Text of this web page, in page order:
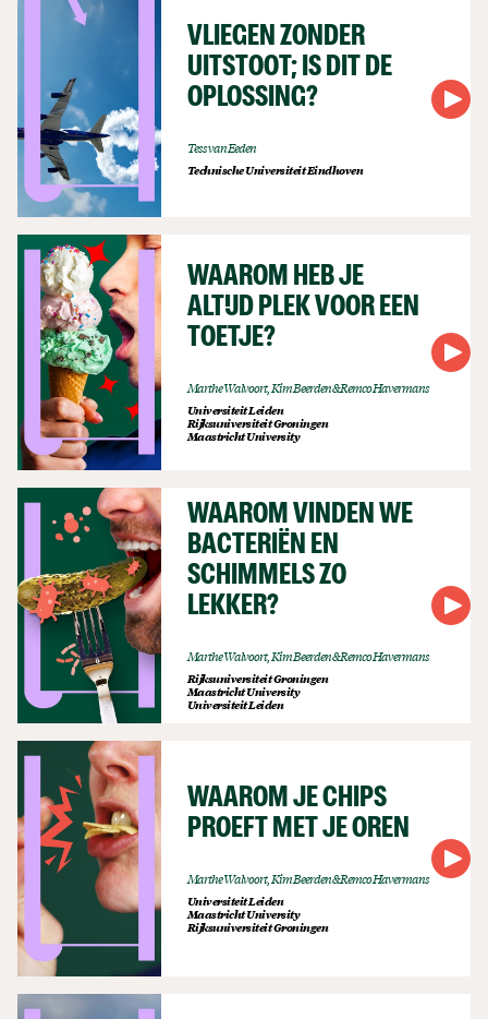
VLIEGEN ZONDER
UITSTOOT; IS DIT DE
OPLOSSING?
Tess van Eeden
Technische Universiteit Eindhoven
WAAROM HEB JE
ALTIJD PLEK VOOR EEN
TOETJE?
Marthe Walvoort, Kim Beerden & Remco Havermans
Universiteit Leiden
Rijksuniversiteit Groningen
Maastricht University
WAAROM VINDEN WE
BACTERIËN EN
SCHIMMELS ZO
LEKKER?
Marthe Walvoort, Kim Beerden & Remco Havermans
Rijksuniversiteit Groningen
Maastricht University
Universiteit Leiden
WAAROM JE CHIPS
PROEFT MET JE OREN
Marthe Walvoort, Kim Beerden & Remco Havermans
Universiteit Leiden
Maastricht University
Rijksuniversiteit Groningen